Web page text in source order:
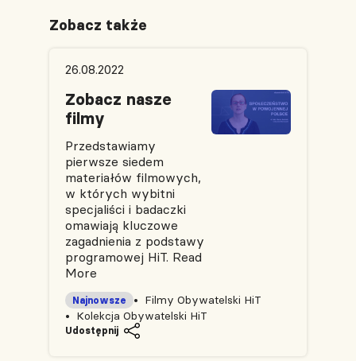
Zobacz także
26.08.2022
Zobacz nasze
filmy
Przedstawiamy
pierwsze siedem
materiałów filmowych,
w których wybitni
specjaliści i badaczki
omawiają kluczowe
zagadnienia z podstawy
programowej HiT. Read
More
Filmy Obywatelski HiT
Najnowsze
Kolekcja Obywatelski HiT
Udostępnij